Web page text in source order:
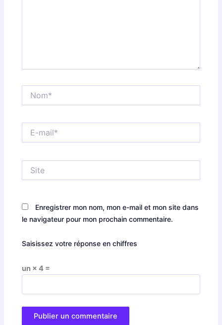
mail*
Enregistrer mon nom, mon e-mail et mon site dans
le navigateur pour mon prochain commentaire.
Saisissez votre réponse en chiffres
un × 4 =